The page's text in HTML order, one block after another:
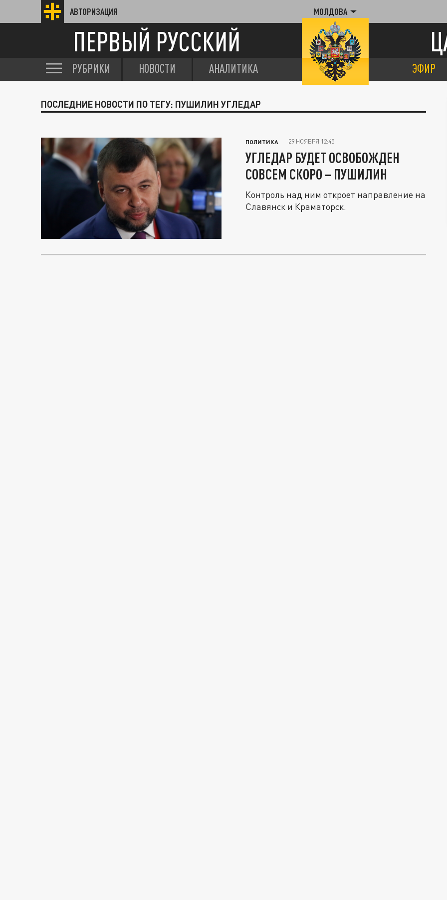
АВТОРИЗАЦИЯ МОЛДОВА
ПЕРВЫЙ РУССКИЙ
РУБРИКИ НОВОСТИ АНАЛИТИКА ЭФИР
ПОСЛЕДНИЕ НОВОСТИ ПО ТЕГУ: ПУШИЛИН УГЛЕДАР
ПОЛИТИКА 29 НОЯБРЯ 12:45
УГЛЕДАР БУДЕТ ОСВОБОЖДЕН
СОВСЕМ СКОРО – ПУШИЛИН
Контроль над ним откроет направление на
Славянск и Краматорск.